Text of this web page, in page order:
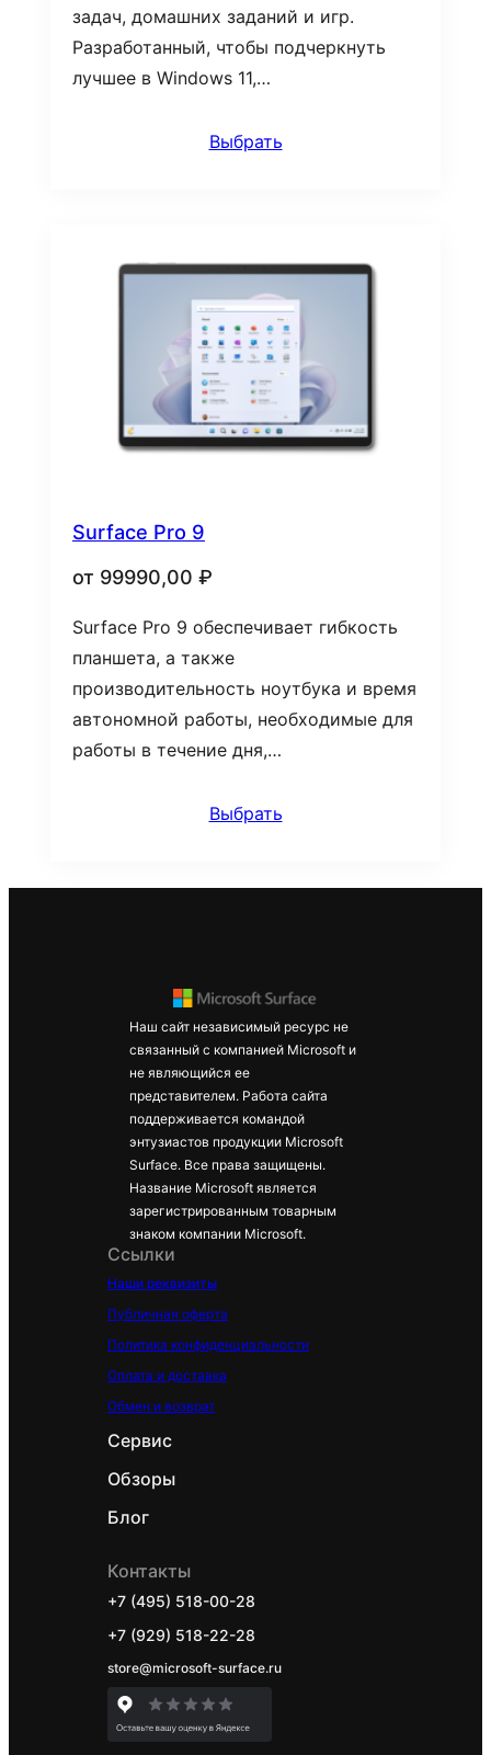
задач, домашних заданий и игр.
Разработанный, чтобы подчеркнуть
лучшее в Windows 11,…
Выбрать
Surface Pro 9
от 99990,00 ₽
Surface Pro 9 обеспечивает гибкость
планшета, а также
производительность ноутбука и время
автономной работы, необходимые для
работы в течение дня,…
Выбрать
Наш сайт независимый ресурс не
связанный с компанией Microsoft и
не являющийся ее
представителем. Работа сайта
поддерживается командой
энтузиастов продукции Microsoft
Surface. Все права защищены.
Название Microsoft является
зарегистрированным товарным
знаком компании Microsoft.
Ссылки
Наши реквизиты
Публичная оферта
Политика конфиденциальности
Оплата и доставка
Обмен и возврат
Сервис
Обзоры
Блог
Контакты
+7 (495) 518-00-28
+7 (929) 518-22-28
store@microsoft-surface.ru